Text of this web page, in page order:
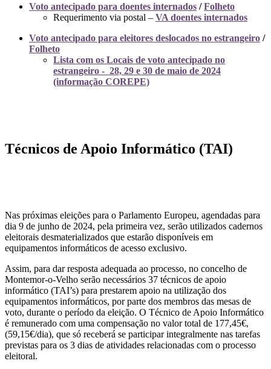
Voto antecipado para doentes internados /Folheto
Requerimento via postal – VA doentes internados
Voto antecipado para eleitores deslocados no estrangeiro /
Folheto
Lista com os Locais de voto antecipado no
estrangeiro - 28, 29 e 30 de maio de 2024
(informação COREPE)
Técnicos de Apoio Informático (TAI)
Nas próximas eleições para o Parlamento Europeu, agendadas para
dia 9 de junho de 2024, pela primeira vez, serão utilizados cadernos
eleitorais desmaterializados que estarão disponíveis em
equipamentos informáticos de acesso exclusivo.
Assim, para dar resposta adequada ao processo, no concelho de
Montemor-o-Velho serão necessários 37 técnicos de apoio
informático (TAI’s) para prestarem apoio na utilização dos
equipamentos informáticos, por parte dos membros das mesas de
voto, durante o período da eleição. O Técnico de Apoio Informático
é remunerado com uma compensação no valor total de 177,45€,
(59,15€/dia), que só receberá se participar integralmente nas tarefas
previstas para os 3 dias de atividades relacionadas com o processo
eleitoral.